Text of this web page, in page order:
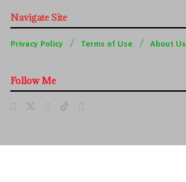
Navigate Site
Privacy Policy Terms of Use About Us
Follow Me